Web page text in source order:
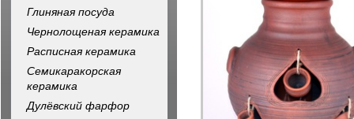
Глиняная посуда
Чернолощеная керамика
Расписная керамика
Семикаракорская
керамика
Дулёвский фарфор